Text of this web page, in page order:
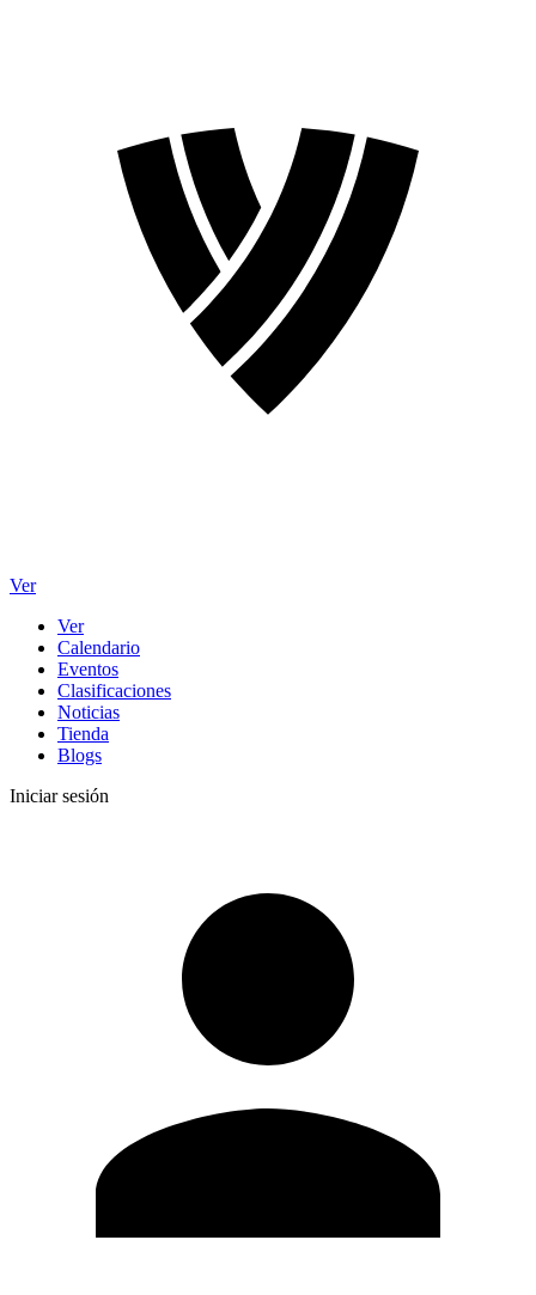
Ver
Ver
Calendario
Eventos
Clasificaciones
Noticias
Tienda
Blogs
Iniciar sesión